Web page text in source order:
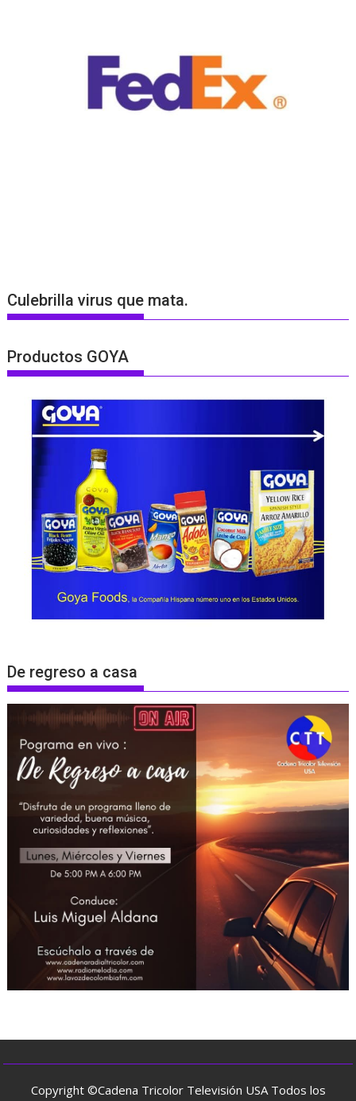
Culebrilla virus que mata.
Productos GOYA
De regreso a casa
Copyright ©Cadena Tricolor Televisión USA Todos los